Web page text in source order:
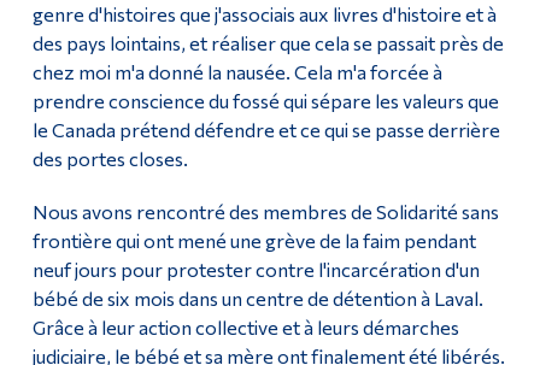
genre d'histoires que j'associais aux livres d'histoire et à
des pays lointains, et réaliser que cela se passait près de
chez moi m'a donné la nausée. Cela m'a forcée à
prendre conscience du fossé qui sépare les valeurs que
le Canada prétend défendre et ce qui se passe derrière
des portes closes.
Nous avons rencontré des membres de Solidarité sans
frontière qui ont mené une grève de la faim pendant
neuf jours pour protester contre l'incarcération d'un
bébé de six mois dans un centre de détention à Laval.
Grâce à leur action collective et à leurs démarches
judiciaire, le bébé et sa mère ont finalement été libérés.